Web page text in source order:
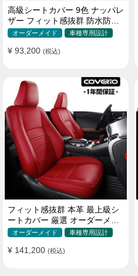
高級シートカバー 9色 ナッパレ
ザー フィット感抜群 防水防汚
オーダーメイド 全席セット
オーダーメイド 車種専用設計
¥ 93,200 (税込)
フィット感抜群 本革 最上級シ
ートカバー 厳選 オーダーメイ
ド 防水 雰囲気 全席セット
オーダーメイド 車種専用設計
¥ 141,200 (税込)